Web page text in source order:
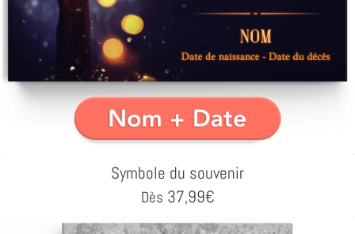
Symbole du souvenir
Dès 37,99€